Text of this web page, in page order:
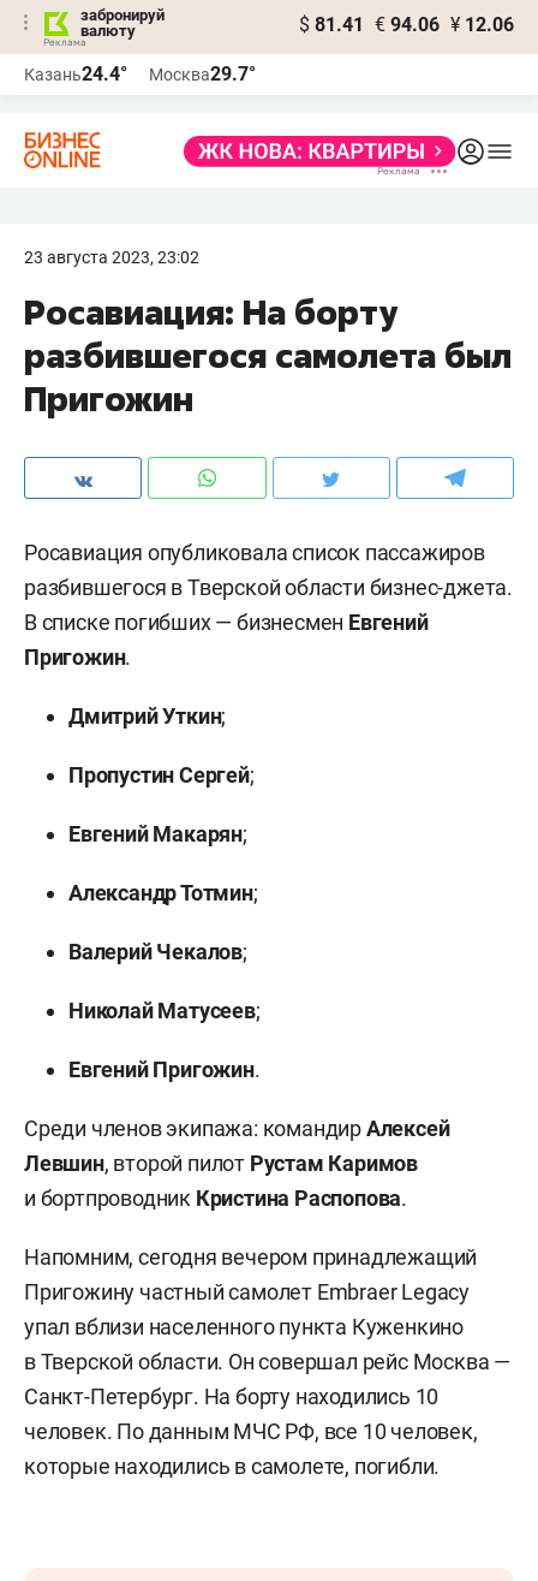
забронируй
валюту
$ 81.41 € 94.06 ¥ 12.06
Казань24.4° Москва29.7°
23 августа 2023, 23:02
Росавиация: На борту
разбившегося самолета был
Пригожин
Росавиация опубликовала список пассажиров
разбившегося в Тверской области бизнес-джета.
В списке погибших — бизнесмен Евгений
Пригожин.
Дмитрий Уткин;
Пропустин Сергей;
Евгений Макарян;
Александр Тотмин;
Валерий Чекалов;
Николай Матусеев;
Евгений Пригожин.
Среди членов экипажа: командирАлексей
Левшин, второй пилот Рустам Каримов
и бортпроводник Кристина Распопова.
Напомним, сегодня вечером принадлежащий
Пригожину частный самолет Embraer Legacy
упал вблизи населенного пункта Куженкино
в Тверской области. Он совершал рейс Москва —
Санкт-Петербург. На борту находились 10
человек. По данным МЧС РФ, все 10 человек,
которые находились в самолете, погибли.